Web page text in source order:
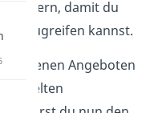
speichern, damit du
zugreifen kannst.
Angeboten